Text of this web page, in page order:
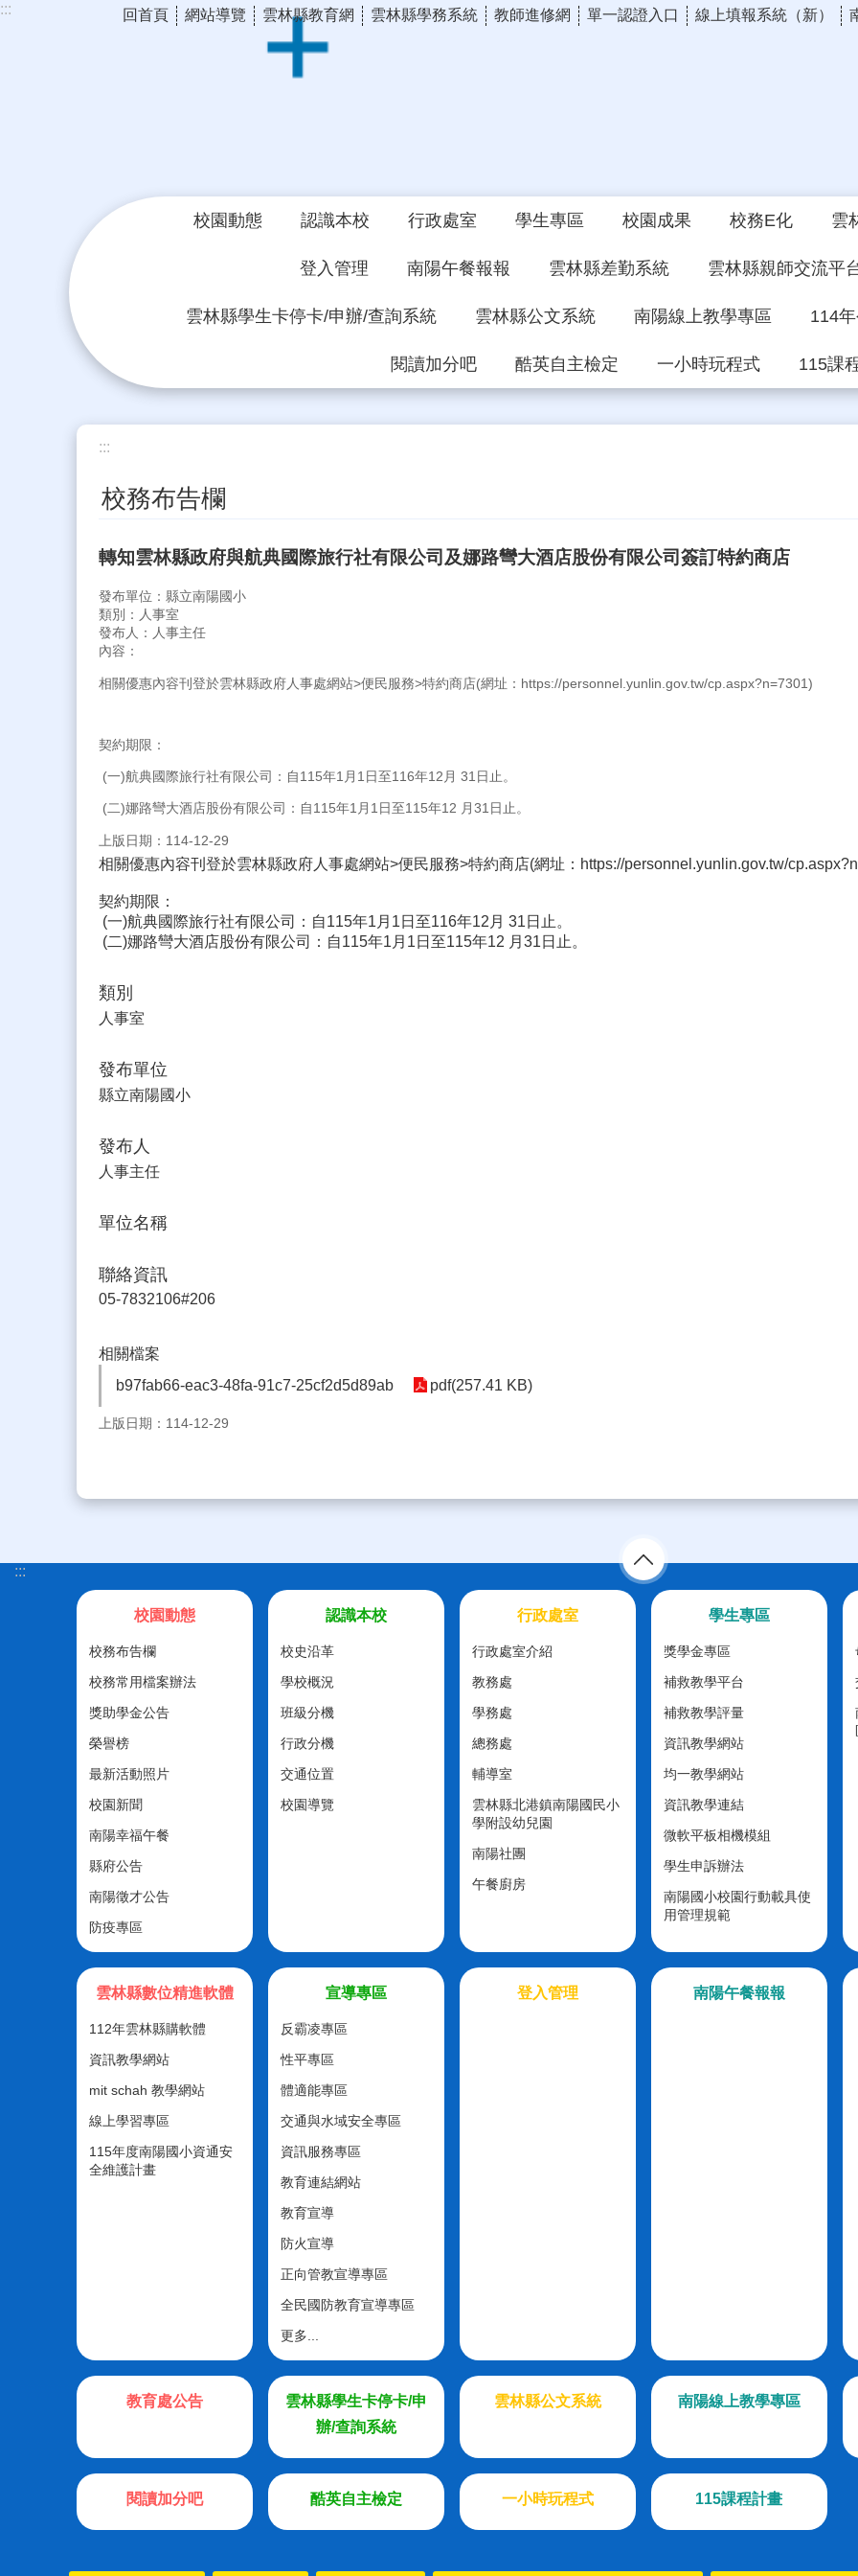
跳到主要內容區塊
::: 回首頁 網站導覽 雲林縣教育網 雲林縣學務系統 教師進修網 單一認證入口 線上填報系統（新）
校園動態 認識本校 行政處室 學生專區 校園成果 校務E化 雲
登入管理 南陽午餐報報 雲林縣差勤系統 雲林縣親師交流平
雲林縣學生卡停卡/申辦/查詢系統 雲林縣公文系統 南陽線上教學專區 114
閱讀加分吧 酷英自主檢定 一小時玩程式 115課
:::
校務布告欄
轉知雲林縣政府與航典國際旅行社有限公司及娜路彎大酒店股份有限公司簽訂特約商店
發布單位：縣立南陽國小
類別：人事室
發布人：人事主任
內容：
相關優惠內容刊登於雲林縣政府人事處網站>便民服務>特約商店(網址：https://personnel.yunlin.gov.tw/cp.aspx?n=7301)
契約期限：
(一)航典國際旅行社有限公司：自115年1月1日至116年12月 31日止。
(二)娜路彎大酒店股份有限公司：自115年1月1日至115年12 月31日止。
上版日期：114-12-29
相關優惠內容刊登於雲林縣政府人事處網站>便民服務>特約商店(網址：https://personnel.yunlin.gov.tw/
契約期限：
(一)航典國際旅行社有限公司：自115年1月1日至116年12月 31日止。
(二)娜路彎大酒店股份有限公司：自115年1月1日至115年12 月31日止。
類別
人事室
發布單位
縣立南陽國小
發布人
人事主任
單位名稱
聯絡資訊
05-7832106#206
相關檔案
b97fab66-eac3-48fa-91c7-25cf2d5d89ab
pdf(257.41 KB)
上版日期：114-12-29
:::
校園動態
校務布告欄
校務常用檔案辦法
獎助學金公告
榮譽榜
最新活動照片
校園新聞
南陽幸福午餐
縣府公告
南陽徵才公告
防疫專區
認識本校
校史沿革
學校概況
班級分機
行政分機
交通位置
校園導覽
行政處室
行政處室介紹
教務處
學務處
總務處
輔導室
雲林縣北港鎮南陽國民小
學附設幼兒園
南陽社團
午餐廚房
學生專區
獎學金專區
補救教學平台
補救教學評量
資訊教學網站
均一教學網站
資訊教學連結
微軟平板相機模組
學生申訴辦法
南陽國小校園行動載具使
用管理規範
雲林縣數位精進軟體
112年雲林縣購軟體
資訊教學網站
mit schah 教學網站
線上學習專區
115年度南陽國小資通安
全維護計畫
宣導專區
反霸凌專區
性平專區
體適能專區
交通與水域安全專區
資訊服務專區
教育連結網站
教育宣導
防火宣導
正向管教宣導專區
全民國防教育宣導專區
更多...
登入管理 南陽午餐報報
教育處公告
雲林縣學生卡停卡/申
辦/查詢系統
雲林縣公文系統 南陽線上教學專區
閱讀加分吧 酷英自主檢定 一小時玩程式 115課程計畫